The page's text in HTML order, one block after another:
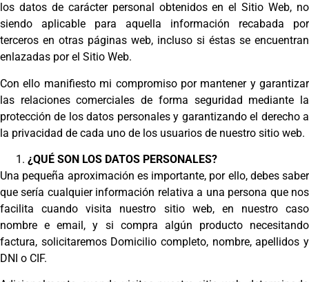
los datos de carácter personal obtenidos en el Sitio Web, no
siendo aplicable para aquella información recabada por
terceros en otras páginas web, incluso si éstas se encuentran
enlazadas por el Sitio Web.
Con ello manifiesto mi compromiso por mantener y garantizar
las relaciones comerciales de forma seguridad mediante la
protección de los datos personales y garantizando el derecho a
la privacidad de cada uno de los usuarios de nuestro sitio web.
¿QUÉ SON LOS DATOS PERSONALES?
Una pequeña aproximación es importante, por ello, debes saber
que sería cualquier información relativa a una persona que nos
facilita cuando visita nuestro sitio web, en nuestro caso
nombre e email, y si compra algún producto necesitando
factura, solicitaremos Domicilio completo, nombre, apellidos y
DNI o CIF.